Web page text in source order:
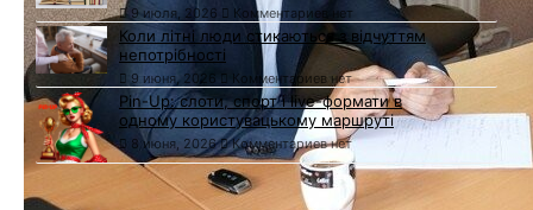
9 июля, 2026 Комментариев нет
Коли літні люди стикаються з відчуттям
непотрібності
9 июня, 2026 Комментариев нет
Pin-Up: слоти, спорт і live-формати в
одному користувацькому маршруті
8 июня, 2026 Комментариев нет